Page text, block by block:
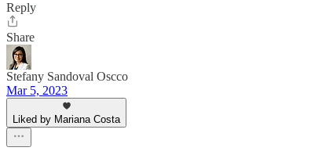
Reply
Share
Stefany Sandoval Oscco
Mar 5, 2023
Liked by Mariana Costa